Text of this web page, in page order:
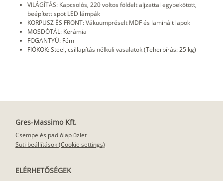
VILÁGÍTÁS: Kapcsolós, 220 voltos földelt aljzattal egybekötött,
beépített spot LED lámpák
KORPUSZ ÉS FRONT: Vákuumpréselt MDF és laminált lapok
MOSDÓTÁL: Kerámia
FOGANTYÚ: Fém
FIÓKOK: Steel, csillapítás nélküli vasalatok (Teherbírás: 25 kg)
Gres-Massimo Kft.
Csempe és padlólap üzlet
Süti beállítások (Cookie settings)
ELÉRHETŐSÉGEK